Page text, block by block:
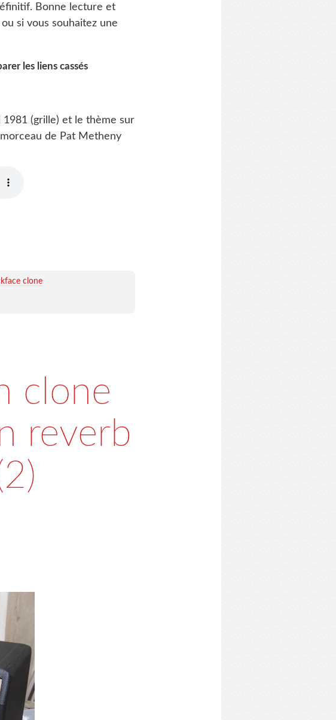
Bonne lecture et
si vous souhaitez une
les liens cassés
1981 (grille) et le thème sur
de Pat Metheny
clone
clone
reverb